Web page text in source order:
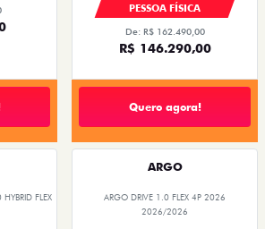
PESSOA FÍSICA
De: R$ 162.490,00
R$ 146.290,00
Quero agora!
FLEX
ARGO
ARGO DRIVE 1.0 FLEX 4P 2026
2026/2026